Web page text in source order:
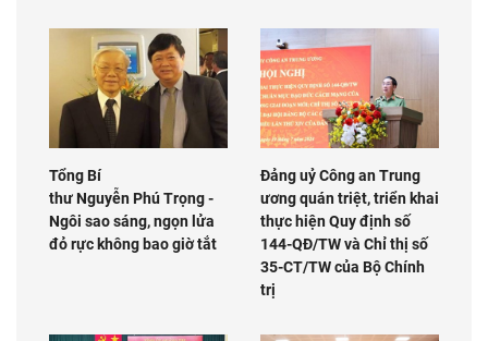
Tổng Bí
thư Nguyễn Phú Trọng -
Ngôi sao sáng, ngọn lửa
đỏ rực không bao giờ tắt
Đảng uỷ Công an Trung
ương quán triệt, triển khai
thực hiện Quy định số
144-QĐ/TW và Chỉ thị số
35-CT/TW của Bộ Chính
trị